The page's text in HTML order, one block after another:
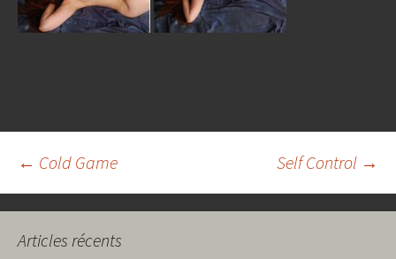
Navigation
des
← Cold Game Self Control →
Articles récents